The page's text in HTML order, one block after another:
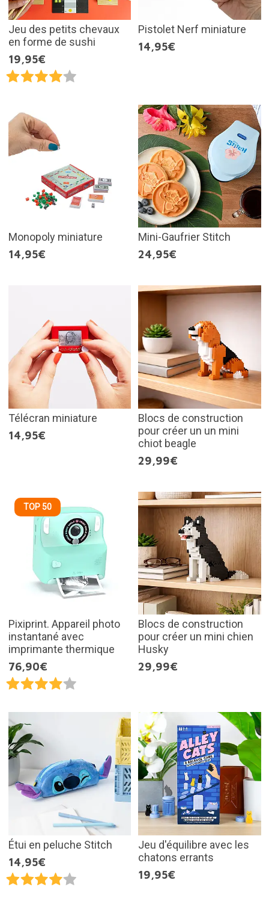
Jeu des petits chevaux
en forme de sushi
19,95€
Pistolet Nerf miniature
14,95€
Monopoly miniature
14,95€
Mini-Gaufrier Stitch
24,95€
Télécran miniature
14,95€
Blocs de construction
pour créer un un mini
chiot beagle
29,99€
TOP 50
Pixiprint. Appareil photo
instantané avec
imprimante thermique
76,90€
Blocs de construction
pour créer un mini chien
Husky
29,99€
Étui en peluche Stitch
14,95€
Jeu d'équilibre avec les
chatons errants
19,95€